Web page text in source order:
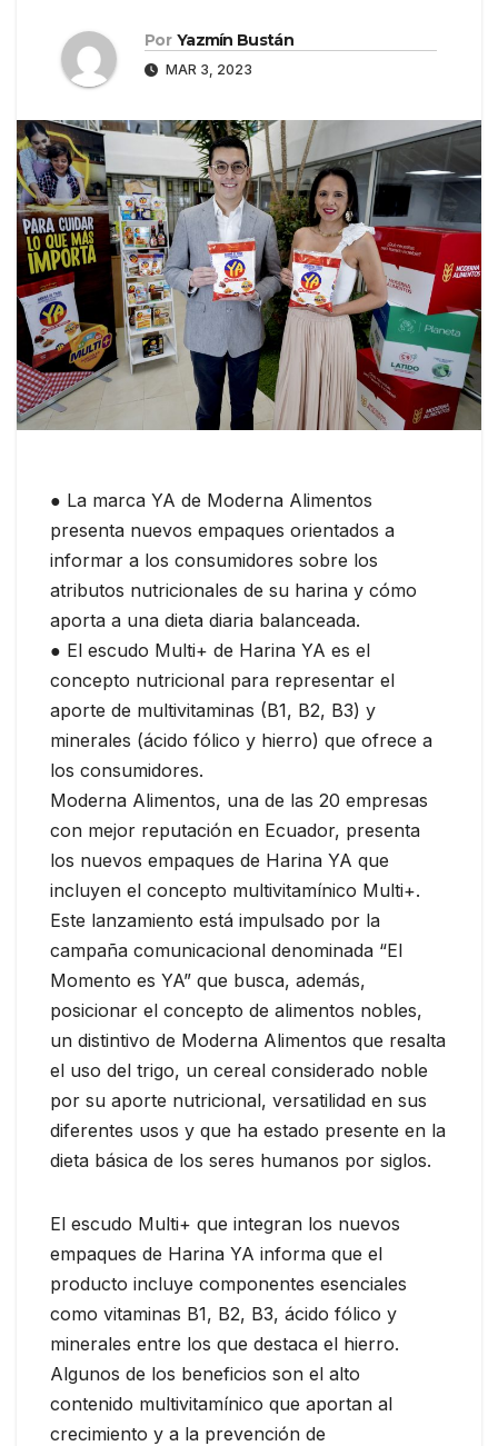
Por Yazmín Bustán
MAR 3, 2023
● La marca YA de Moderna Alimentos
presenta nuevos empaques orientados a
informar a los consumidores sobre los
atributos nutricionales de su harina y cómo
aporta a una dieta diaria balanceada.
● El escudo Multi+ de Harina YA es el
concepto nutricional para representar el
aporte de multivitaminas (B1, B2, B3) y
minerales (ácido fólico y hierro) que ofrece a
los consumidores.
Moderna Alimentos, una de las 20 empresas
con mejor reputación en Ecuador, presenta
los nuevos empaques de Harina YA que
incluyen el concepto multivitamínico Multi+.
Este lanzamiento está impulsado por la
campaña comunicacional denominada “El
Momento es YA” que busca, además,
posicionar el concepto de alimentos nobles,
un distintivo de Moderna Alimentos que resalta
el uso del trigo, un cereal considerado noble
por su aporte nutricional, versatilidad en sus
diferentes usos y que ha estado presente en la
dieta básica de los seres humanos por siglos.
El escudo Multi+ que integran los nuevos
empaques de Harina YA informa que el
producto incluye componentes esenciales
como vitaminas B1, B2, B3, ácido fólico y
minerales entre los que destaca el hierro.
Algunos de los beneficios son el alto
contenido multivitamínico que aportan al
crecimiento y a la prevención de